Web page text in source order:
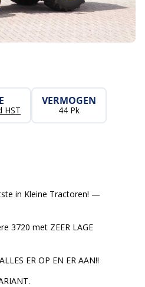
HST
VERMOGEN
44 Pk
in Kleine Tractoren! —
3720 met ZEER LAGE
ER OP EN ER AAN!!